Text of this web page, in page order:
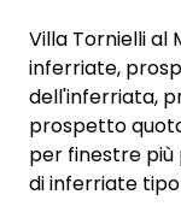
Villa Tornielli al
inferriate,
dell'inferriata,
prospetto
per finestre
di inferriate tipo